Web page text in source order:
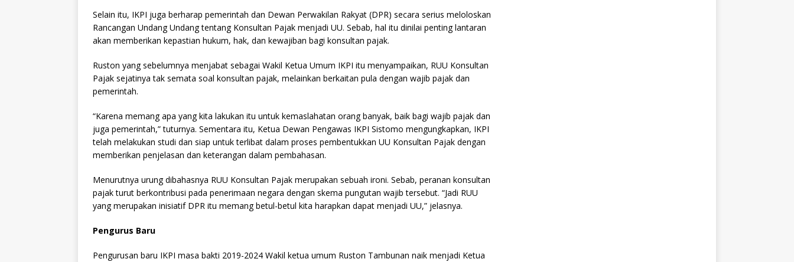
Selain itu, IKPI juga berharap pemerintah dan Dewan Perwakilan Rakyat (DPR) secara serius meloloskan
Rancangan Undang Undang tentang Konsultan Pajak menjadi UU. Sebab, hal itu dinilai penting lantaran
akan memberikan kepastian hukum, hak, dan kewajiban bagi konsultan pajak.
Ruston yang sebelumnya menjabat sebagai Wakil Ketua Umum IKPI itu menyampaikan, RUU Konsultan
Pajak sejatinya tak semata soal konsultan pajak, melainkan berkaitan pula dengan wajib pajak dan
pemerintah.
“Karena memang apa yang kita lakukan itu untuk kemaslahatan orang banyak, baik bagi wajib pajak dan
juga pemerintah,” tuturnya. Sementara itu, Ketua Dewan Pengawas IKPI Sistomo mengungkapkan, IKPI
telah melakukan studi dan siap untuk terlibat dalam proses pembentukkan UU Konsultan Pajak dengan
memberikan penjelasan dan keterangan dalam pembahasan.
Menurutnya urung dibahasnya RUU Konsultan Pajak merupakan sebuah ironi. Sebab, peranan konsultan
pajak turut berkontribusi pada penerimaan negara dengan skema pungutan wajib tersebut. “Jadi RUU
yang merupakan inisiatif DPR itu memang betul-betul kita harapkan dapat menjadi UU,” jelasnya.
Pengurus Baru
Pengurusan baru IKPI masa bakti 2019-2024 Wakil ketua umum Ruston Tambunan naik menjadi Ketua